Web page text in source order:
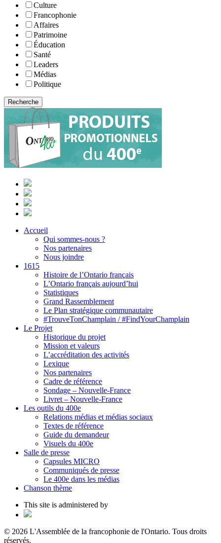
Culture
Francophonie
Affaires
Patrimoine
Éducation
Santé
Leaders
Médias
Politique
Accueil
Qui sommes-nous ?
Nos partenaires
Nous joindre
1615
Histoire de l’Ontario français
L’Ontario français aujourd’hui
Statistiques
Grand Rassemblement
Le Plan stratégique communautaire
#TrouveTonChamplain / #FindYourChamplain
Le Projet
Historique du projet
Mission et valeurs
L’accréditation des activités
Lexique
Nos partenaires
Cadre de référence
Sondage – Nouvelle-France
Livret – Nouvelle-France
Les outils du 400e
Relations médias et médias sociaux
Textes de référence
Guide du demandeur
Visuels du 400e
Salle de presse
Capsules MICRO
Communiqués de presse
Le 400e dans les médias
Chanson thème
This site is administered by
© 2026 L'Assemblée de la francophonie de l'Ontario. Tous droits
réservés.